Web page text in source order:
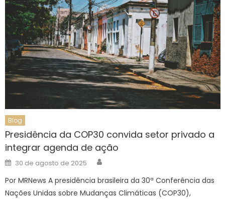
Blog
Presidência da COP30 convida setor privado a
integrar agenda de ação
Posted
on
30 de agosto de 2025
Por MRNews A presidência brasileira da 30ª Conferência das
Nações Unidas sobre Mudanças Climáticas (COP30),